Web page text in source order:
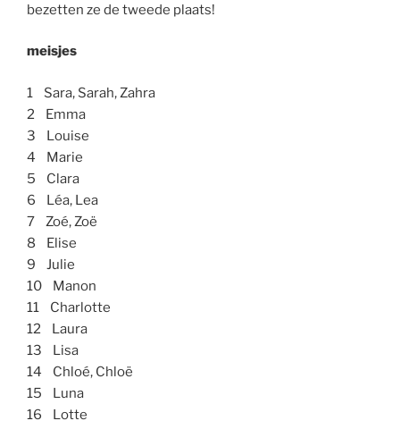
bezetten ze de tweede plaats!
meisjes
1 Sara, Sarah, Zahra
2 Emma
3 Louise
4 Marie
5 Clara
6 Léa, Lea
7 Zoé, Zoë
8 Elise
9 Julie
10 Manon
11 Charlotte
12 Laura
13 Lisa
14 Chloé, Chloë
15 Luna
16 Lotte